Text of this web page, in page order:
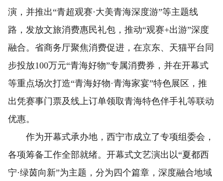
演，并推出“青超观赛·大美青海深度游”等主题线
路，发放文旅消费惠民礼包，推动“观赛+出游”深度
融合。省商务厅聚焦消费促进，在京东、天猫平台同
步投放100万元“青海好物”专属消费券，并在开幕式
等重点场次打造“青海好物·青海家宴”特色展区，推
出凭赛事门票及线上订单领取青海特色伴手礼等联动
优惠。
作为开幕式承办地，西宁市成立了专项组委会，
各项筹备工作全部就绪。开幕式文艺演出以“夏都西
宁·绿茵向新”为主题，分为四个篇章，深度融合地域